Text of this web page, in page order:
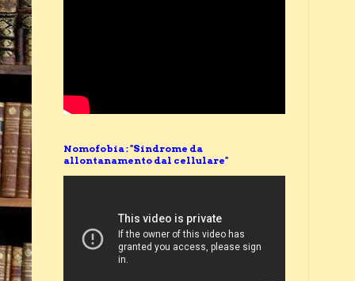
Nomofobia : "Sindrome da
allontanamento dal cellulare"